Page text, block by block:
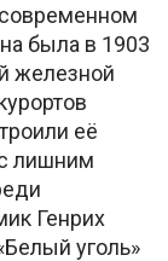
была в 1903
железной
её
лишним
Генрих
уголь»